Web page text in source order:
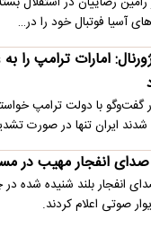
آسیا فوتبال خود را در…
امارات ترامپ را
گفت‌وگو با دولت ترامپ
ایران تنها در صورت
انفجار مهیب در
انفجار بلند شنیده شده
صوتی اعلام کردند.